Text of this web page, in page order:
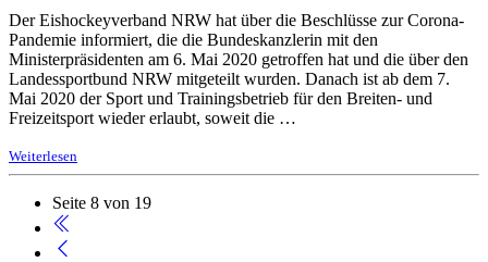
Der Eishockeyverband NRW hat über die Beschlüsse zur Corona-
Pandemie informiert, die die Bundeskanzlerin mit den
Ministerpräsidenten am 6. Mai 2020 getroffen hat und die über den
Landessportbund NRW mitgeteilt wurden. Danach ist ab dem 7.
Mai 2020 der Sport und Trainingsbetrieb für den Breiten- und
Freizeitsport wieder erlaubt, soweit die …
Weiterlesen
Seite 8 von 19